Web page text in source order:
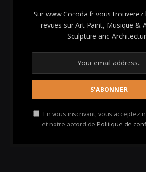
Sur www.Cocoda.fr vous trouverez
revues sur Art Paint, Musique &
Sculpture and
En vous inscrivant, vous acceptez
et notre accord de Politique de